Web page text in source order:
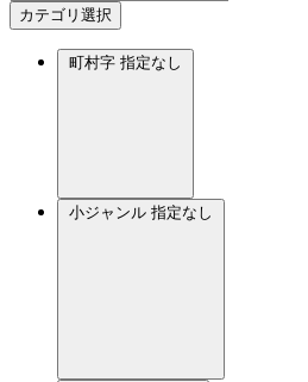
カテゴリ選択
町村字 指定なし
小ジャンル 指定なし